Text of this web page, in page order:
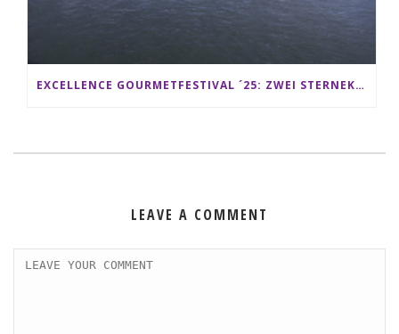
EXCELLENCE GOURMETFESTIVAL ´25: ZWEI STERNEKÖCHE ANTONIO GUIDA & DARIO MORESCO VERWÖHNEN IHRE GÄSTE AUF EINER LUXERIÖSEN SCHIFFSREISE
LEAVE A COMMENT